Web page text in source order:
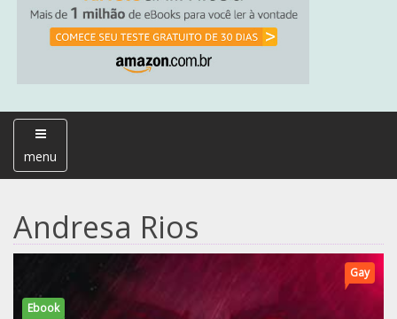
menu
Andresa Rios
Ebook
Gay